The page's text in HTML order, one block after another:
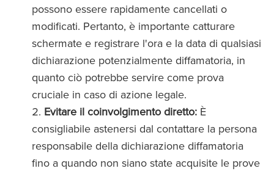
possono essere rapidamente cancellati o
modificati. Pertanto, è importante catturare
schermate e registrare l'ora e la data di qualsiasi
dichiarazione potenzialmente diffamatoria, in
quanto ciò potrebbe servire come prova
cruciale in caso di azione legale.
Evitare il coinvolgimento diretto: È
consigliabile astenersi dal contattare la persona
responsabile della dichiarazione diffamatoria
fino a quando non siano state acquisite le prove